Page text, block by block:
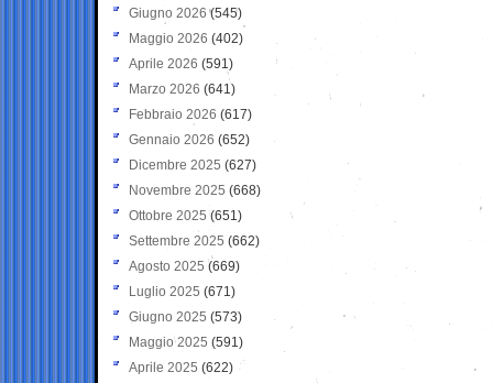
Giugno 2026 (545)
Maggio 2026 (402)
Aprile 2026 (591)
Marzo 2026 (641)
Febbraio 2026 (617)
Gennaio 2026 (652)
Dicembre 2025 (627)
Novembre 2025 (668)
Ottobre 2025 (651)
Settembre 2025 (662)
Agosto 2025 (669)
Luglio 2025 (671)
Giugno 2025 (573)
Maggio 2025 (591)
Aprile 2025 (622)